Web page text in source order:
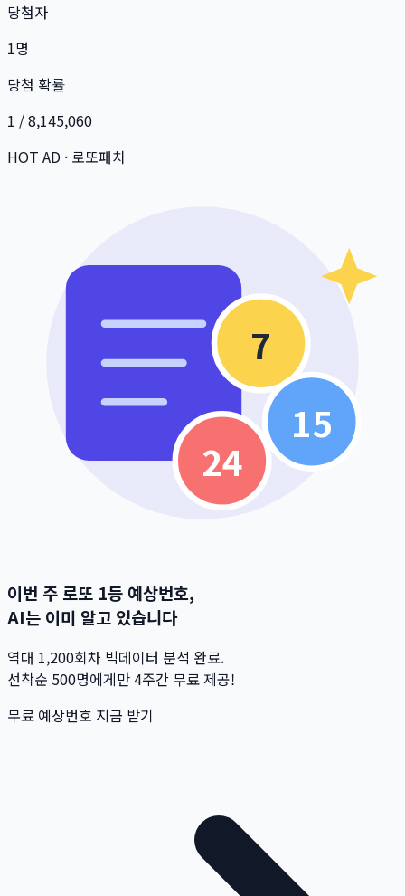
당첨자
1명
당첨 확률
1 / 8,145,060
HOT AD · 로또패치
7
15
24
이번 주 로또 1등 예상번호,
AI는 이미 알고 있습니다
역대 1,200회차 빅데이터 분석 완료.
선착순 500명에게만 4주간 무료 제공!
무료 예상번호 지금 받기